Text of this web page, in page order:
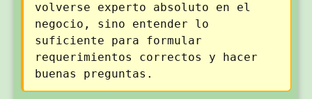
volverse experto absoluto en el
negocio, sino entender lo
suficiente para formular
requerimientos correctos y hacer
buenas preguntas.